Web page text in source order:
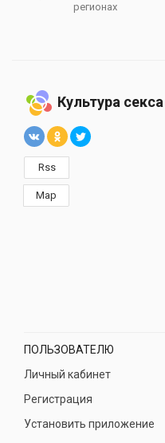
регионах
Культура секса
Rss
Map
ПОЛЬЗОВАТЕЛЮ
Личный кабинет
Регистрация
Установить приложение